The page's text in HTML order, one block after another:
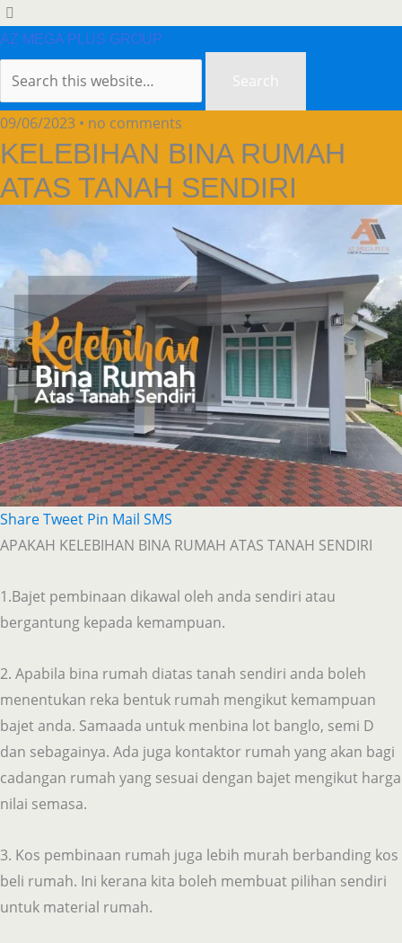
AZ MEGA PLUS GROUP
09/06/2023 • no comments
KELEBIHAN BINA RUMAH
ATAS TANAH SENDIRI
ShareTweet Pin Mail SMS
APAKAH KELEBIHAN BINA RUMAH ATAS TANAH SENDIRI
1.Bajet pembinaan dikawal oleh anda sendiri atau
bergantung kepada kemampuan.
2. Apabila bina rumah diatas tanah sendiri anda boleh
menentukan reka bentuk rumah mengikut kemampuan
bajet anda. Samaada untuk menbina lot banglo, semi D
dan sebagainya. Ada juga kontaktor rumah yang akan bagi
cadangan rumah yang sesuai dengan bajet mengikut harga
nilai semasa.
3. Kos pembinaan rumah juga lebih murah berbanding kos
beli rumah. Ini kerana kita boleh membuat pilihan sendiri
untuk material rumah.